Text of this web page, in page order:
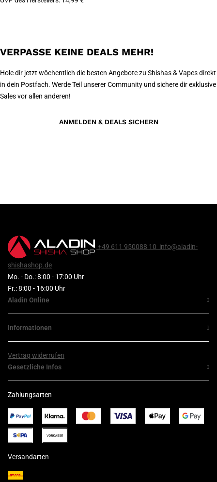
VERPASSE KEINE DEALS MEHR!
Hole dir jetzt wöchentlich die besten Angebote zu Shishas & Vapes direkt
in dein Postfach. Werde Teil unserer Community und sichere dir exklusive
Sales vor allen anderen!
ANMELDEN & DEALS SICHERN
+49 611 950088 10 info@aladin-
shishashop.de
Mo. - Do.: 8:00 - 17:00 Uhr
Fr.: 8:00 - 16:00 Uhr
Aladin Online
Informationen
Vertrag widerrufen
Gesetzliche Infos
Zahlungsarten
Versandarten